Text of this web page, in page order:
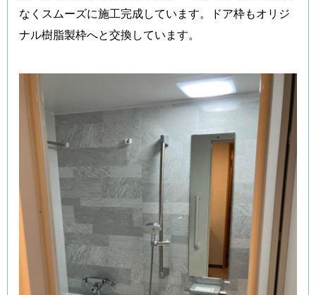
なくスムーズに施工完成しています。ドア枠もオリジ
ナル樹脂製枠へと交換しています。